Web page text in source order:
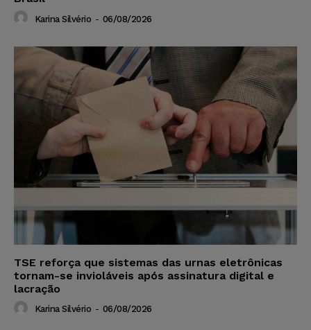
Karina Silvério - 06/08/2026
TSE reforça que sistemas das urnas eletrônicas
tornam-se invioláveis após assinatura digital e
lacração
Karina Silvério - 06/08/2026